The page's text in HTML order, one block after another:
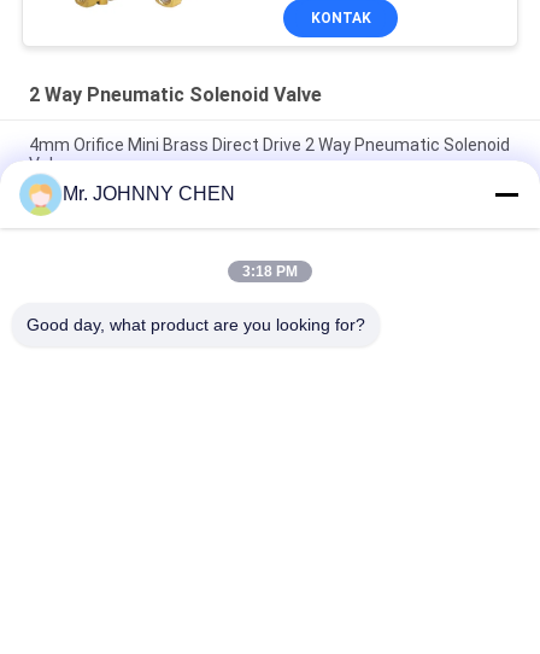
KONTAK
2 Way Pneumatic Solenoid Valve
4mm Orifice Mini Brass Direct Drive 2 Way Pneumatic Solenoid
Valve
16~50mm Orifice 2/2 Brass Pneumatic Solenoid Valve
G1/2"~G2" With Viton Seal
High Temperature 1.5MPa 2 Way Pneumatic Solenoid Valve
Mr. JOHNNY CHEN
3:18 PM
Good day, what product are you looking for?